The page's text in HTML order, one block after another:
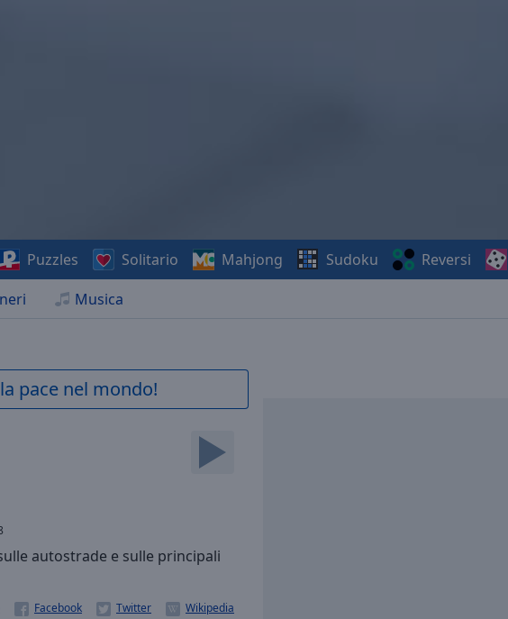
Musica
Puzzles Solitario Mahjong Sudoku Reversi
pace nel mondo!
autostrade e sulle principali